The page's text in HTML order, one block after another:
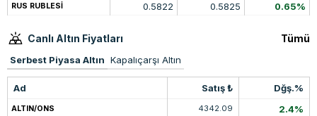
RUS RUBLESİ 0.5822 0.5825 0.65%
Canlı Altın Fiyatları Tümü
Serbest Piyasa Altın Kapalıçarşı Altın
Ad Satış ₺ Dğş.%
ALTIN/ONS 4342.09 2.4%